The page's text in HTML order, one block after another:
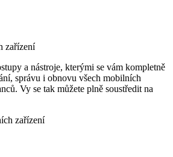
zařízení
a nástroje, kterými se vám kompletně
správu i obnovu všech mobilních
Vy se tak můžete plně soustředit na